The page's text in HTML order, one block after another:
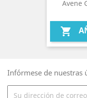
Avene

Infórmese de nuestras